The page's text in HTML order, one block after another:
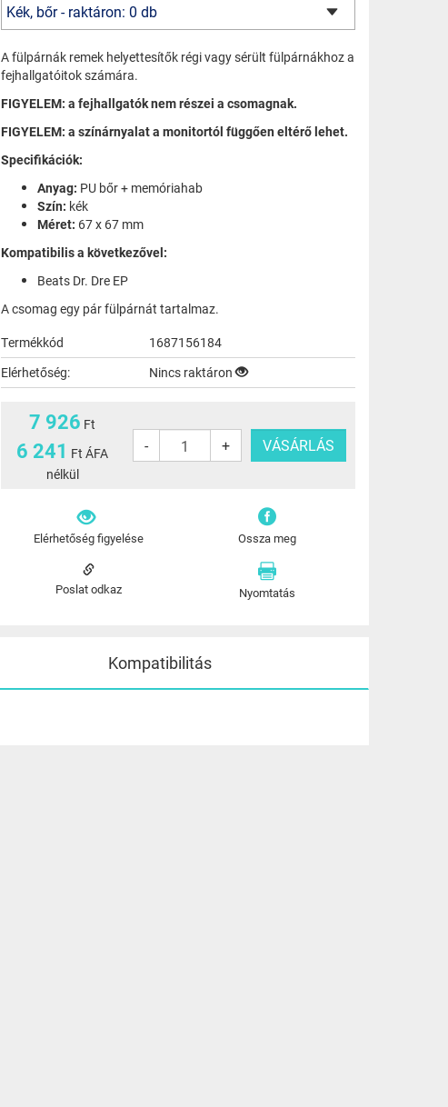
A fülpárnák remek helyettesítők régi vagy sérült fülpárnákhoz a
fejhallgatóitok számára.
FIGYELEM: a fejhallgatók nem részei a csomagnak.
FIGYELEM: a színárnyalat a monitortól függően eltérő lehet.
Specifikációk:
Anyag: PU bőr + memóriahab
Szín: kék
Méret: 67 x 67 mm
Kompatibilis a következővel:
Beats Dr. Dre EP
A csomag egy pár fülpárnát tartalmaz.
Termékkód
1687156184
Elérhetőség:
Nincs raktáron
7 926 Ft
6 241 Ft ÁFA
nélkül
- +
Elérhetőség figyelése Ossza meg
Poslat odkaz Nyomtatás
Kompatibilitás